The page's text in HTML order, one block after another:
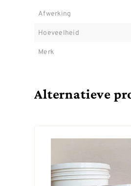
Afwerking
Hoeveelheid
Merk
Alternatieve